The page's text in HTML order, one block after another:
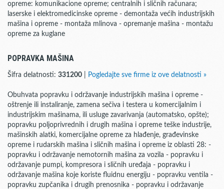
opreme: komunikacione opreme; centralnih i sličnih računara;
laserske i elektromedicinske opreme - demontaža većih industrijskih
mašina i opreme - montaža mlinova - opremanje mašina - montažu
opreme za kuglane
POPRAVKA MAŠINA
Šifra delatnosti: 331200 Pogledajte sve firme iz ove delatnosti »
Obuhvata popravku i održavanje industrijskih mašina i opreme -
oštrenje ili instaliranje, zamena sečiva i testera u komercijalnim i
industrijskim mašinama, ili usluge zavarivanja (automatsko, opšte);
popravku poljoprivrednih i drugih mašina i opreme teške industrije,
mašinskih alatki, komercijalne opreme za hlađenje, građevinske
opreme i rudarskih mašina i sličnih mašina i opreme iz oblasti 28: -
popravku i održavanje nemotornih mašina za vozila - popravku i
održavanje pumpi, kompresora i sličnih uređaja - popravku i
održavanje mašina koje koriste fluidnu energiju - popravku ventila -
popravku zupčanika i drugih prenosnika - popravku i održavanje